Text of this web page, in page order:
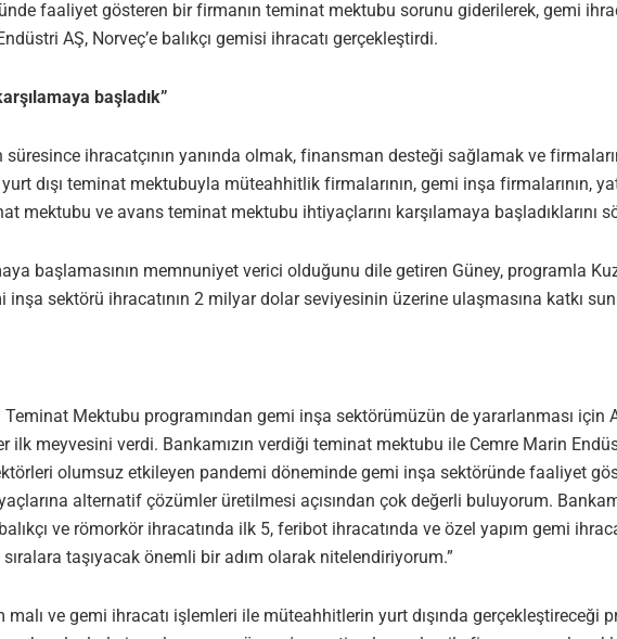
faaliyet gösteren bir firmanın teminat mektubu sorunu giderilerek, gemi
AŞ, Norveç’e balıkçı gemisi ihracatı gerçekleştirdi.
başladık”
süresince ihracatçının yanında olmak, finansman desteği sağlamak ve
dışı teminat mektubuyla müteahhitlik firmalarının, gemi inşa firmalarının,
mektubu ve avans teminat mektubu ihtiyaçlarını karşılamaya başladıklarını
başlamasının memnuniyet verici olduğunu dile getiren Güney, programla
sektörü ihracatının 2 milyar dolar seviyesinin üzerine ulaşmasına katkı
Teminat Mektubu programından gemi inşa sektörümüzün de yararlanması için
meyvesini verdi. Bankamızın verdiği teminat mektubu ile Cemre Marin
olumsuz etkileyen pandemi döneminde gemi inşa sektöründe faaliyet
alternatif çözümler üretilmesi açısından çok değerli buluyorum.
ve römorkör ihracatında ilk 5, feribot ihracatında ve özel yapım gemi
taşıyacak önemli bir adım olarak nitelendiriyorum.”
ve gemi ihracatı işlemleri ile müteahhitlerin yurt dışında gerçekleştireceği